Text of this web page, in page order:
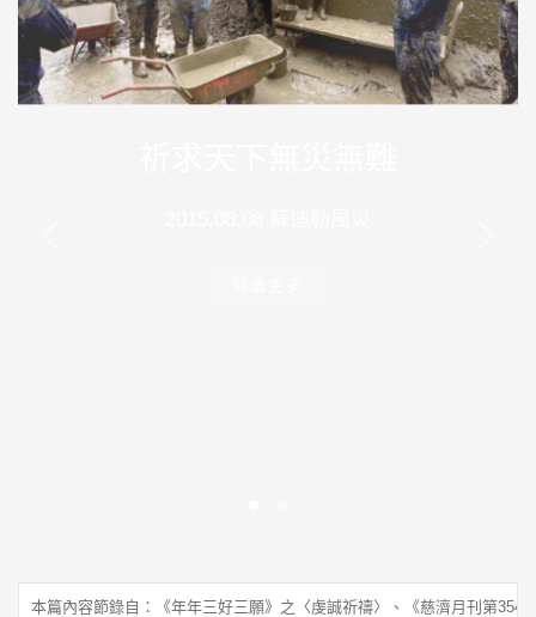
本篇內容節錄自：《年年三好三願》之〈虔誠祈禱〉、《慈濟月刊第354